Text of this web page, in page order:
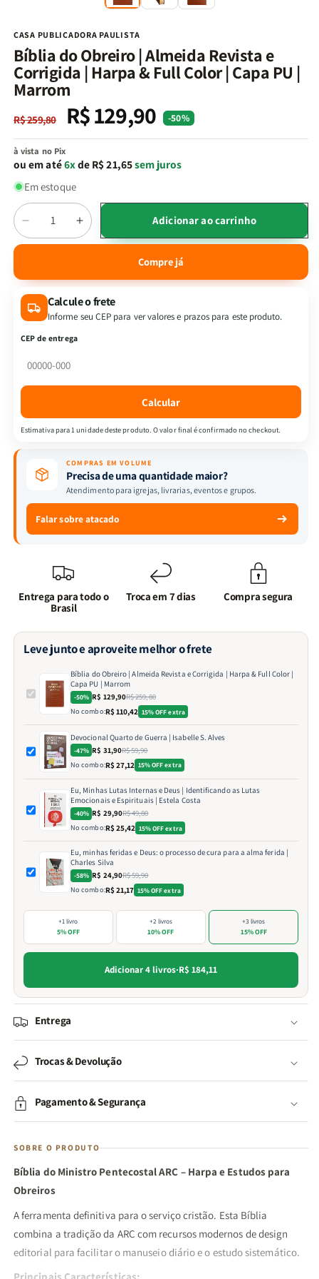
CASA PUBLICADORA PAULISTA
Bíblia do Obreiro | Almeida Revista e
Corrigida | Harpa & Full Color | Capa PU |
Marrom
Preço
normal
R$ 259,80
Preço
promocional
R$ 129,90 -50%
à vista no Pix
ou em até6xde R$ 21,65sem juros
Em estoque
Quantidade
Diminuir
a
Bíblia
do
Obreiro
Almeida
Revista
Harpa
&amp;
Color
PU
|
Aumentar
a
quantidade
Bíblia
do
Obreiro
Harpa
&amp;
Color
|
Capa
|
Adicionar ao carrinho
Compre já
Calcule o frete
Informe seu CEP para ver valores e prazos para este produto.
CEP de entrega
Calcular
Estimativa para 1 unidade deste produto. O valor final é confirmado no checkout.
COMPRAS EM VOLUME
Precisa de uma quantidade maior?
Atendimento para igrejas, livrarias, eventos e grupos.
Falar sobre atacado
Entrega para todo o
Brasil
Troca em 7 dias Compra segura
Leve junto e aproveite melhor o frete
Bíblia do Obreiro | Almeida Revista e Corrigida | Harpa & Full Color |
Capa PU | Marrom
-50% R$ 129,90R$ 259,80
No combo:R$ 110,42 15% OFF extra
Devocional Quarto de Guerra | Isabelle S. Alves
-47% R$ 31,90R$ 59,90
No combo:R$ 27,12 15% OFF extra
Eu, Minhas Lutas Internas e Deus | Identificando as Lutas
Emocionais e Espirituais | Estela Costa
-40% R$ 29,90R$ 49,80
No combo:R$ 25,42 15% OFF extra
Eu, minhas feridas e Deus: o processo de cura para a alma ferida |
Charles Silva
-58% R$ 24,90R$ 59,90
No combo:R$ 21,17 15% OFF extra
+1 livro
5% OFF
+2 livros
10% OFF
+3 livros
15% OFF
Adicionar 4 livros·R$ 184,11
Entrega
Trocas & Devolução
Pagamento & Segurança
SOBRE O PRODUTO
Bíblia do Ministro Pentecostal ARC – Harpa e Estudos para
Obreiros
A ferramenta definitiva para o serviço cristão. Esta Bíblia
combina a tradição da ARC com recursos modernos de design
editorial para facilitar o manuseio diário e o estudo sistemático.